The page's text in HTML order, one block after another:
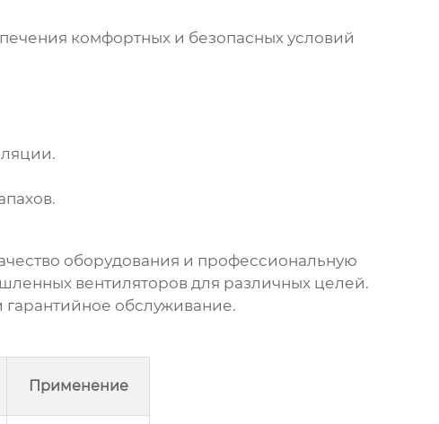
комфортных и безопасных условий
оборудования и профессиональную
вентиляторов для различных целей.
обслуживание.
Применение